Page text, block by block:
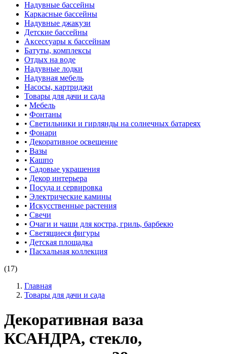
Надувные бассейны
Каркасные бассейны
Надувные джакузи
Детские бассейны
Аксессуары к бассейнам
Батуты, комплексы
Отдых на воде
Надувные лодки
Надувная мебель
Насосы, картриджи
Товары для дачи и сада
• Мебель
• Фонтаны
• Светильники и гирлянды на солнечных батареях
• Фонари
• Декоративное освещение
• Вазы
• Кашпо
• Садовые украшения
• Декор интерьера
• Посуда и сервировка
• Электрические камины
• Искусственные растения
• Свечи
• Очаги и чаши для костра, гриль, барбекю
• Светящиеся фигуры
• Детская площадка
• Пасхальная коллекция
(17)
Главная
Товары для дачи и сада
Декоративная ваза
КСАНДРА, стекло,